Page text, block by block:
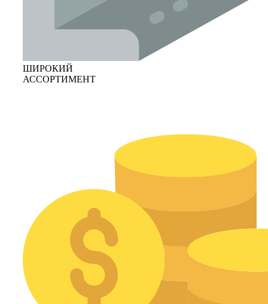
ШИРОКИЙ
АССОРТИМЕНТ